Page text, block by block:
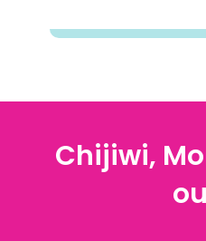
Chijiwi,